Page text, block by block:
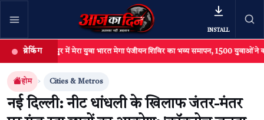
INSTALL
खबर खोजें
खोजें
ब्रेकिंग
अंबिकापुर में मेरा युवा भारत मेगा पंजीयन शिविर का भव्य समापन, 1500 युवाओं ने कराया
होम Cities & Metros
नई दिल्ली: नीट धांधली के खिलाफ जंतर-मंतर